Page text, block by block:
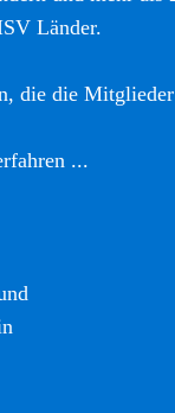
Länder.
die die
...